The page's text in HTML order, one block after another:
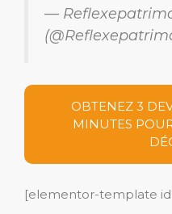
—
OBTENEZ 3
MINUTES
[elementor-template